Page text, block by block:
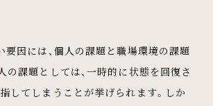
要因には、個人の課題と職場環境の課題
の課題としては、一時的に状態を回復さ
してしまうことが挙げられます。しか